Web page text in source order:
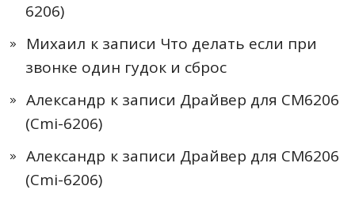
6206)
Михаил к записи Что делать если при
звонке один гудок и сброс
Александр к записи Драйвер для CM6206
(Cmi-6206)
Александр к записи Драйвер для CM6206
(Cmi-6206)